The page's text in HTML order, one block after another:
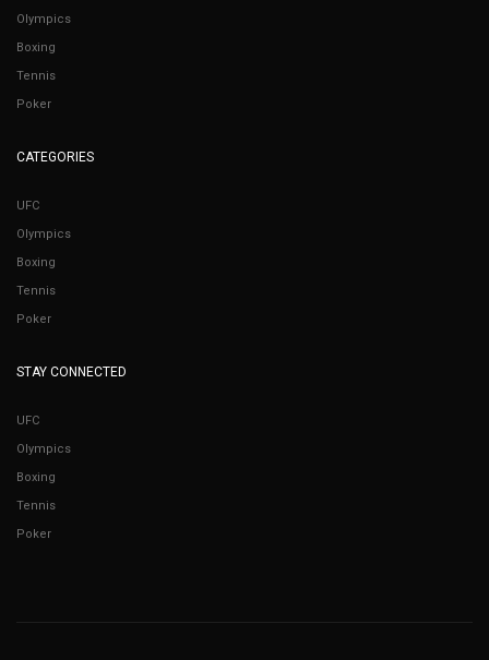
Olympics
Boxing
Tennis
Poker
CATEGORIES
UFC
Olympics
Boxing
Tennis
Poker
STAY CONNECTED
UFC
Olympics
Boxing
Tennis
Poker